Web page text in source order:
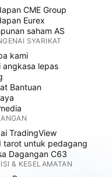
CME Group
Eurex
saham AS
SYARIKAT
kami
angkasa lepas
Bantuan
TradingView
tarot untuk pedagang
Dagangan C63
& KESELAMATAN